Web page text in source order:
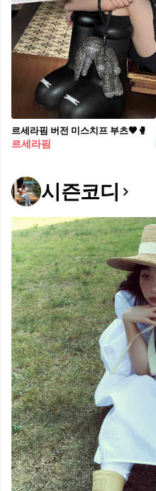
르세라핌 버전 미스치프 부츠🖤🥊​
르세라핌
시즌코디